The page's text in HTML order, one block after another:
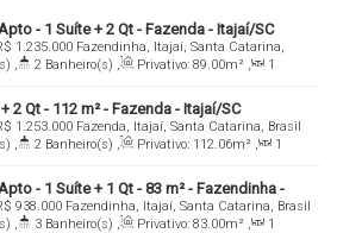
Gourmet Espaço Grill);
- 1 Suíte + 2 Qt - Fazenda - Itajaí/SC
1.235.000 Fazendinha, Itajaí, Santa Catarina,
, 2 Banheiro(s) , Privativo: 89.00m² ,
1
, Total: 132.00m² , 2 Vaga(s) ,
Útil:
2 Qt - 112 m² - Fazenda - Itajaí/SC
1.253.000 Fazenda, Itajaí, Santa Catarina, Brasil
, 2 Banheiro(s) , Privativo: 112.06m² ,
1
, 2 Vaga(s) , Útil: 112.06m²
- 1 Suíte + 1 Qt - 83 m² - Fazendinha -
938.000 Fazendinha, Itajaí, Santa Catarina, Brasil
, 3 Banheiro(s) , Privativo: 83.00m² ,
1